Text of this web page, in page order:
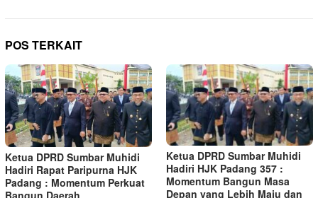
POS TERKAIT
Ketua DPRD Sumbar Muhidi
Hadiri Rapat Paripurna HJK
Padang : Momentum Perkuat
Bangun Daerah
Ketua DPRD Sumbar Muhidi
Hadiri HJK Padang 357 :
Momentum Bangun Masa
Depan yang Lebih Maju dan